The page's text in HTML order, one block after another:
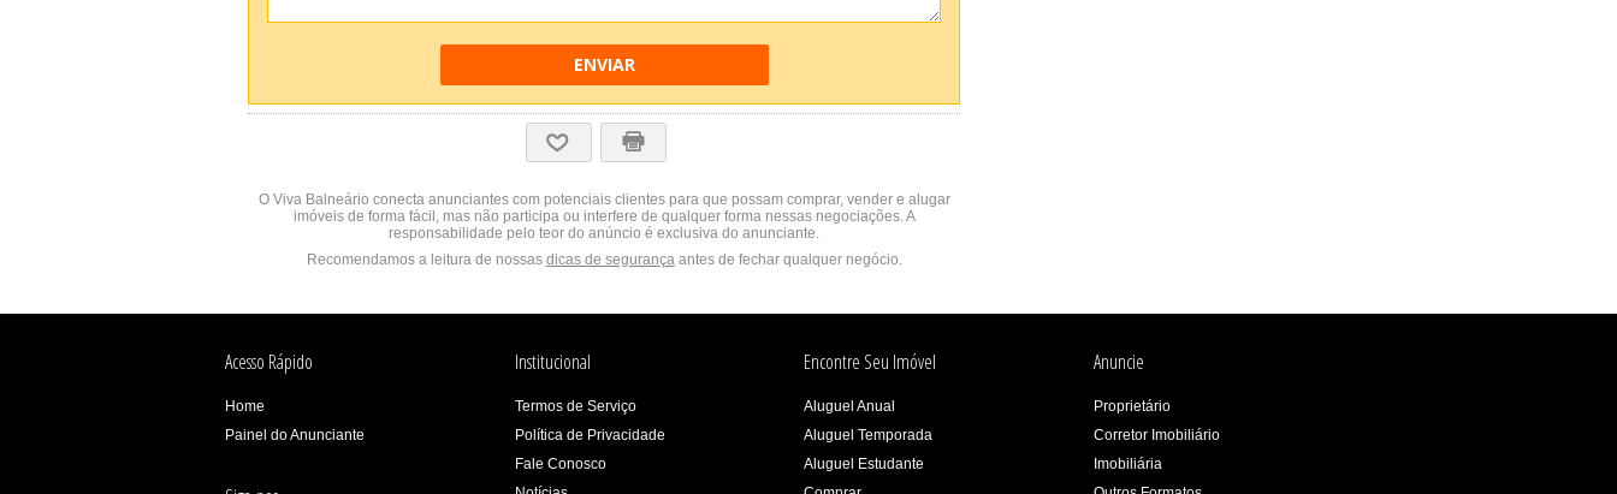
ENVIAR
O Viva Balneário conecta anunciantes com potenciais clientes para que possam comprar, vender e alugar
imóveis de forma fácil, mas não participa ou interfere de qualquer forma nessas negociações. A
responsabilidade pelo teor do anúncio é exclusiva do anunciante.
Recomendamos a leitura de nossas dicas de segurança antes de fechar qualquer negócio.
Acesso Rápido
Home
Painel do Anunciante
Institucional
Termos de Serviço
Política de Privacidade
Fale Conosco
Encontre Seu Imóvel
Aluguel Anual
Aluguel Temporada
Aluguel Estudante
Anuncie
Proprietário
Corretor Imobiliário
Imobiliária